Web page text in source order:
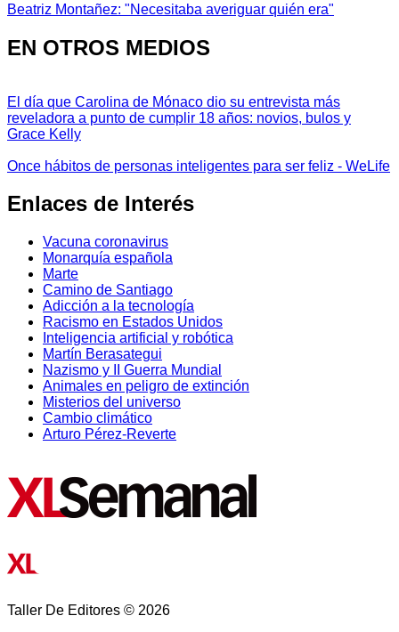
Beatriz Montañez: "Necesitaba averiguar quién era"
EN OTROS MEDIOS
El día que Carolina de Mónaco dio su entrevista más
reveladora a punto de cumplir 18 años: novios, bulos y
Grace Kelly
Once hábitos de personas inteligentes para ser feliz - WeLife
Enlaces de Interés
Vacuna coronavirus
Monarquía española
Marte
Camino de Santiago
Adicción a la tecnología
Racismo en Estados Unidos
Inteligencia artificial y robótica
Martín Berasategui
Nazismo y II Guerra Mundial
Animales en peligro de extinción
Misterios del universo
Cambio climático
Arturo Pérez-Reverte
Taller De Editores © 2026